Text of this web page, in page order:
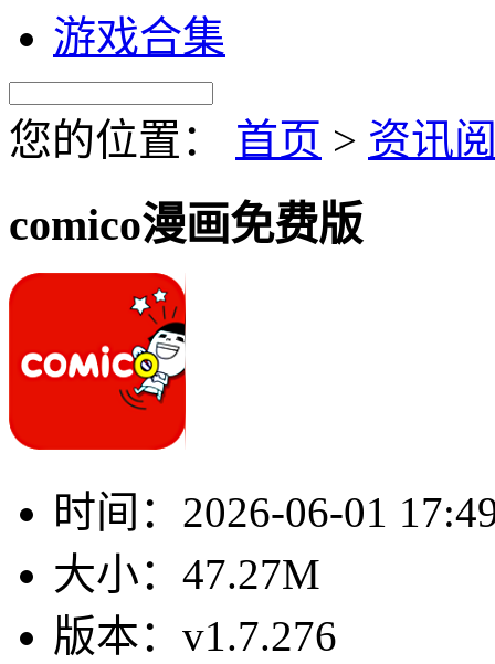
游戏合集
您的位置： 首页 > 资讯
comico漫画免费版
时间： 2026-06-01
大小： 47.27M
版本： v1.7.276